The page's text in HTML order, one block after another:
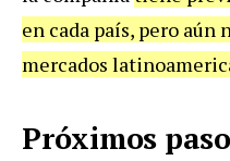
en cada país, pero aún
mercados
Próximos